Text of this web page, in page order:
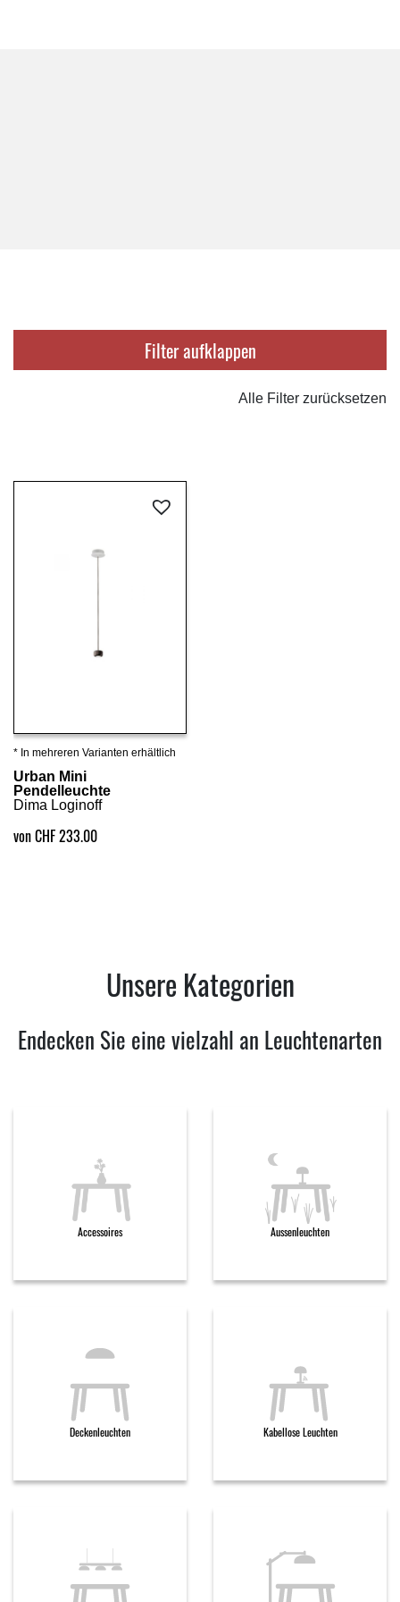
Filter
Alle Filter zurücksetzen
Details ansehen
* In mehreren Varianten erhältlich
Urban Mini
Pendelleuchte
Dima Loginoff
von CHF 233.00
Unsere Kategorien
Endecken Sie eine vielzahl an Leuchtenarten
Accessoires Aussenleuchten
Deckenleuchten Kabellose Leuchten